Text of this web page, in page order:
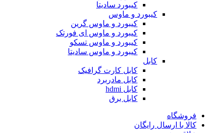
کیبورد سادیتا
کیبورد و ماوس
کیبورد و ماوس گرین
کیبورد و ماوس ای فورتک
کیبورد و ماوس تسکو
کیبورد و ماوس سادیتا
کابل
کابل کارت گرافیک
کابل مادربرد
کابل hdmi
کابل برق
فروشگاه
کالا با ارسال رایگان